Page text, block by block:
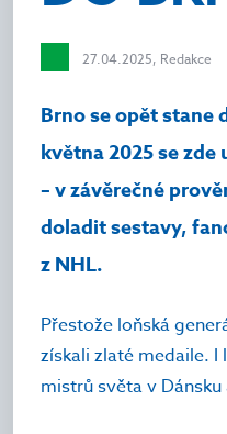
27.04.2025, Redakce
Brno se opět stane
května 2025 se
– v závěrečné
doladit sestavy,
z NHL.
Přestože loňská
získali zlaté medaile.
mistrů světa v Dánsku